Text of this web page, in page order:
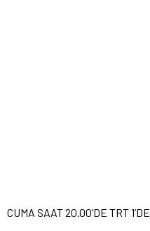
CUMA SAAT 20.00’DE TRT 1’DE